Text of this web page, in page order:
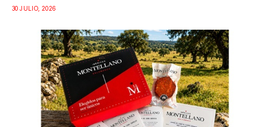
30 JULIO, 2026